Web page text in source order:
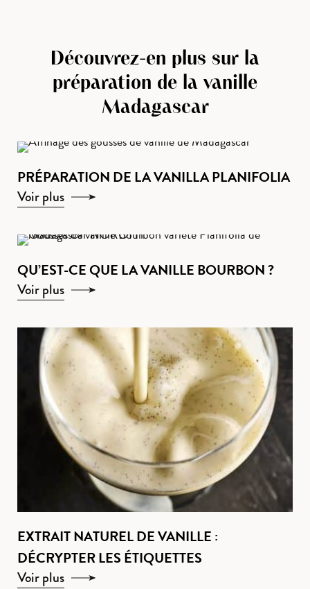
Découvrez-en plus sur la
préparation de la vanille
Madagascar
PRÉPARATION DE LA VANILLA PLANIFOLIA
Voir plus
QU’EST-CE QUE LA VANILLE BOURBON ?
Voir plus
EXTRAIT NATUREL DE VANILLE :
DÉCRYPTER LES ÉTIQUETTES
Voir plus